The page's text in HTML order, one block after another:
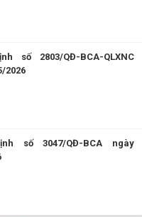
số 2803/QĐ-BCA-QLXNC
2026
số 3047/QĐ-BCA ngày